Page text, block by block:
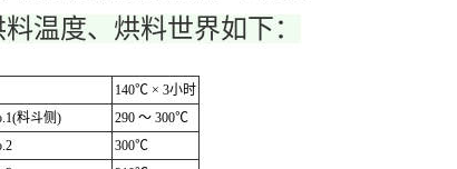
料温度、烘料世界如下：
140℃ × 3小时
料斗侧)
290 ～ 300℃
300℃